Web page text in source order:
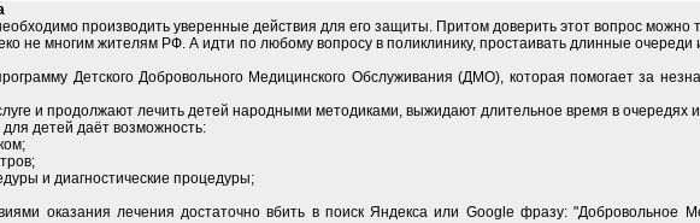
производить уверенные действия для его защиты. Притом доверить этот вопрос
не многим жителям РФ. А идти по любому вопросу в поликлинику, простаивать длинные очереди
Детского Добровольного Медицинского Обслуживания (ДМО), которая помогает за
и продолжают лечить детей народными методиками, выжидают длительное время в очередях
детей даёт возможность:
и диагностические процедуры;
оказания лечения достаточно вбить в поиск Яндекса или Google фразу: "Добровольное